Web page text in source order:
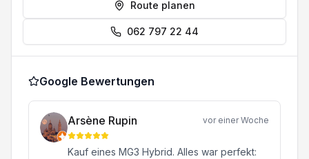
Route planen
062 797 22 44
Google Bewertungen
Arsène Rupin vor einer Woche
Kauf eines MG3 Hybrid. Alles war perfekt: